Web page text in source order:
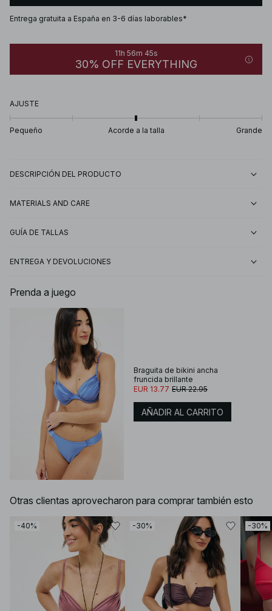
Entrega gratuita a España en 3-6 días laborables*
11h 56m 45s
30% OFF EVERYTHING
AJUSTE
Pequeño Acorde a la talla Grande
DESCRIPCIÓN DEL PRODUCTO
MATERIALS AND CARE
GUÍA DE TALLAS
ENTREGA Y DEVOLUCIONES
Prenda a juego
Braguita de bikini ancha
fruncida brillante
EUR 13.77 EUR 22.95
AÑADIR AL CARRITO
Otras clientas aprovecharon para comprar también esto
-40% -30% -30%